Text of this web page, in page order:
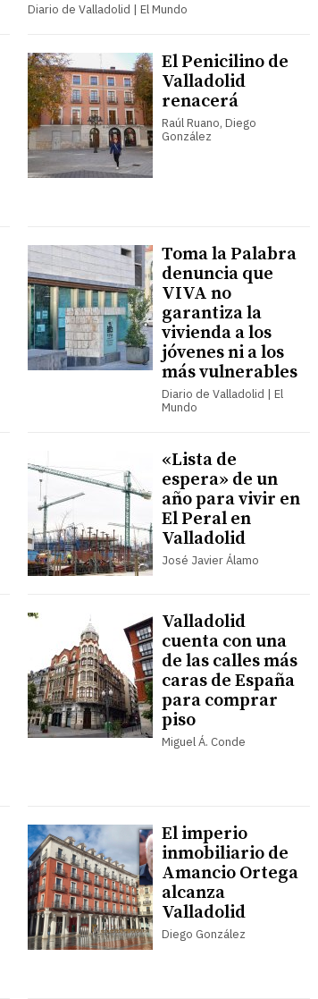
Diario de Valladolid | El Mundo
El Penicilino de
Valladolid
renacerá
Raúl Ruano, Diego
González
Toma la Palabra
denuncia que
VIVA no
garantiza la
vivienda a los
jóvenes ni a los
más vulnerables
Diario de Valladolid | El
Mundo
«Lista de
espera» de un
año para vivir en
El Peral en
Valladolid
José Javier Álamo
Valladolid
cuenta con una
de las calles más
caras de España
para comprar
piso
Miguel Á. Conde
El imperio
inmobiliario de
Amancio Ortega
alcanza
Valladolid
Diego González